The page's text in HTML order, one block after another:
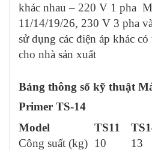
khác nhau – 220 V 1 pha
11/14/19/26, 230 V 3 pha
sử dụng các điện áp khác
cho nhà sản xuất
Bảng thông số kỹ thuật
Primer TS-14
Model
TS11 TS1
Công suất (kg) 10 13